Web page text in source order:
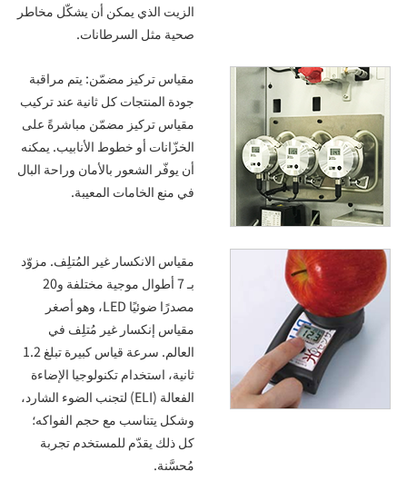
الزيت الذي يمكن أن يشكّل مخاطر
صحية مثل السرطانات.
مقياس تركيز مضمّن: يتم مراقبة
جودة المنتجات كل ثانية عند تركيب
مقياس تركيز مضمّن مباشرةً على
الخزّانات أو خطوط الأنابيب. يمكنه
أن يوفّر الشعور بالأمان وراحة البال
في منع الخامات المعيبة.
مقياس الانكسار غير المُتلِف. مزوّد
بـ 7 أطوال موجية مختلفة و20
مصدرًا ضوئيًا LED، وهو أصغر
مقياس إنكسار غير مُتلِف في
العالم. سرعة قياس كبيرة تبلغ 1.2
ثانية، استخدام تكنولوجيا الإضاءة
الفعالة (ELI) لتجنب الضوء الشارد،
وشكل يتناسب مع حجم الفواكه؛
كل ذلك يقدّم للمستخدم تجربة
مُحسَّنة.